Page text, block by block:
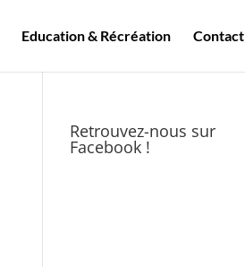
Education & Récréation Contact
Retrouvez-nous sur
Facebook !